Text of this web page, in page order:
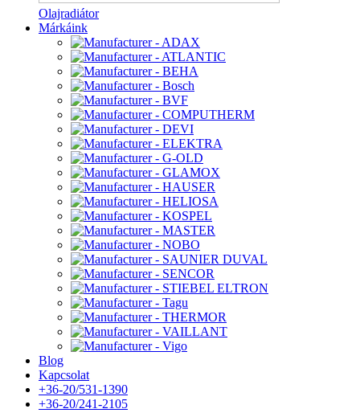
Olajradiátor
Márkáink
Blog
Kapcsolat
+36-20/531-1390
+36-20/241-2105